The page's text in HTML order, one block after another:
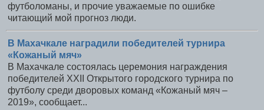
футболоманы, и прочие уважаемые по ошибке
читающий мой прогноз люди.
В Махачкале наградили победителей турнира
«Кожаный мяч»
В Махачкале состоялась церемония награждения
победителей XХII Открытого городского турнира по
футболу среди дворовых команд «Кожаный мяч –
2019», сообщает...